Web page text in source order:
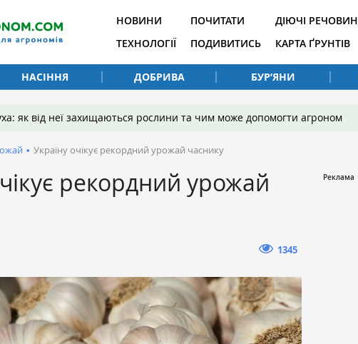
НОВИНИ
ТЕХНОЛОГІЇ
ПОЧИТАТИ
ПОДИВИТИСЬ
ДІЮЧІ
КАРТА ҐРУНТІВ
НАСІННЯ ДОБРИВА БУР’ЯНИ
як від неї захищаються рослини та чим може допомогти агроном
• Україну очікує рекордний урожай часнику
рекордний урожай
1345